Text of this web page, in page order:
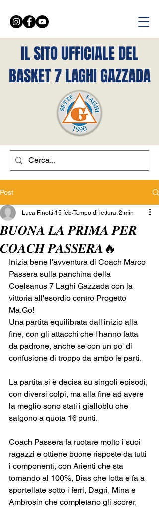
IL SITO UFFICIALE DEL
BASKET 7 LAGHI GAZZADA
Post
𝑩𝑼𝑶𝑵𝑨 𝑳𝑨 𝑷𝑹𝑰𝑴𝑨 𝑷𝑬𝑹
𝑪𝑶𝑨𝑪𝑯 𝑷𝑨𝑺𝑺𝑬𝑹𝑨🔥
Luca Finotti 15 feb Tempo di lettura: 2 min
Inizia bene l'avventura di Coach Marco
Passera sulla panchina della
Coelsanus 7 Laghi Gazzada con la
vittoria all'esordio contro Progetto
Ma.Go!
Una partita equilibrata dall'inizio alla
fine, con gli attacchi che l'hanno fatta
da padrone, anche se con un po' di
confusione di troppo da ambo le parti.
La partita si è decisa su singoli episodi,
con diversi colpi, ma alla fine ad avere
la meglio sono stati i gialloblu che
salgono a quota 16 punti.
Coach Passera fa ruotare molto i suoi
ragazzi e ottiene buone risposte da tutti
i componenti, con Arienti che sta
tornando al 100%, Dias che lotta e fa a
sportellate sotto i ferri, Dagri, Mina e
Ambrosin che completano gli scorer,